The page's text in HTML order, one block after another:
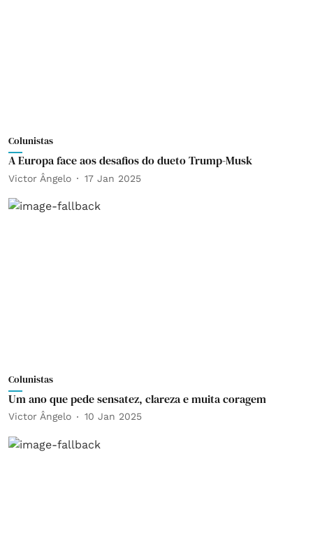
Colunistas
A Europa face aos desafios do dueto Trump-Musk
Victor Ângelo 17 Jan 2025
Colunistas
Um ano que pede sensatez, clareza e muita coragem
Victor Ângelo 10 Jan 2025